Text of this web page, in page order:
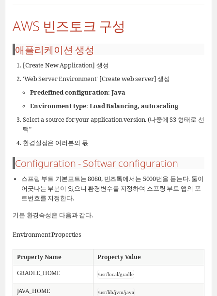
AWS 빈즈토크 구성
애플리케이션 생성
[Create New Application] 생성
'Web Server Environment' [Create web server] 생성
Predefined configuration:Java
Environment type: Load Balancing, auto scaling
Select a source for your application version. (나중에 S3 형태로 선
택"
환경설정은 여러분의 몫
Configuration - Softwar configuration
스프링 부트 기본포트는 8080, 빈즈톡에서는 5000번을 듣는다. 둘이
어긋나는 부분이 있으니 환경변수를 지정하여 스프링 부트 앱의 포
트번호를 지정한다.
기본 환경속성은 다음과 같다.
Environment Properties
Property Name
Property Value
GRADLE_HOME
/usr/local/gradle
JAVA_HOME /usr/lib/jvm/java